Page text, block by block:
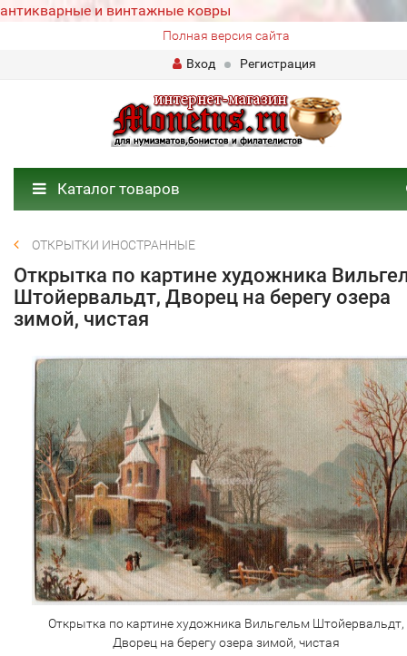
антикварные и винтажные ковры
Полная версия сайта
Вход
Регистрация
Каталог товаров
ОТКРЫТКИ ИНОСТРАННЫЕ
Открытка по картине художника
Штойервальдт, Дворец на берегу озера
зимой, чистая
Открытка по картине художника Вильгельм Штойервальдт,
Дворец на берегу озера зимой, чистая